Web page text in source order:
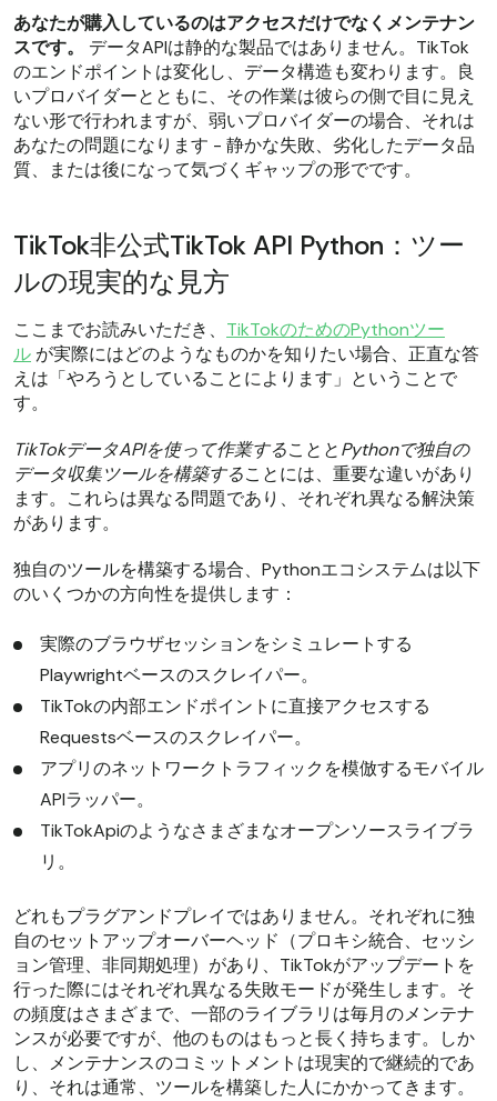
あなたが購入しているのはアクセスだけでなくメンテナン
スです。
データAPIは静的な製品ではありません。TikTok
のエンドポイントは変化し、データ構造も変わります。良
いプロバイダーとともに、その作業は彼らの側で目に見え
ない形で行われますが、弱いプロバイダーの場合、それは
あなたの問題になります - 静かな失敗、劣化したデータ品
質、または後になって気づくギャップの形でです。
TikTok非公式TikTok API Python：ツー
ルの現実的な見方
ここまでお読みいただき、 TikTokのためのPythonツー
ルが実際にはどのようなものかを知りたい場合、正直な答
えは「やろうとしていることによります」ということで
す。
TikTokデータAPIを使って作業することとPythonで独自の
データ収集ツールを構築することには、重要な違いがあり
ます。これらは異なる問題であり、それぞれ異なる解決策
があります。
独自のツールを構築する場合、Pythonエコシステムは以下
のいくつかの方向性を提供します：
実際のブラウザセッションをシミュレートする
Playwrightベースのスクレイパー。
TikTokの内部エンドポイントに直接アクセスする
Requestsベースのスクレイパー。
アプリのネットワークトラフィックを模倣するモバイル
APIラッパー。
TikTokApiのようなさまざまなオープンソースライブラ
リ。
どれもプラグアンドプレイではありません。それぞれに独
自のセットアップオーバーヘッド（プロキシ統合、セッシ
ョン管理、非同期処理）があり、TikTokがアップデートを
行った際にはそれぞれ異なる失敗モードが発生します。そ
の頻度はさまざまで、一部のライブラリは毎月のメンテナ
ンスが必要ですが、他のものはもっと長く持ちます。しか
し、メンテナンスのコミットメントは現実的で継続的であ
り、それは通常、ツールを構築した人にかかってきます。